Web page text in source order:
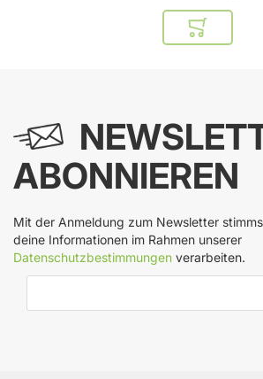
In den
ABONNIEREN
Mit der Anmeldung zum Newsletter
deine Informationen im Rahmen unserer
Datenschutzbestimmungen verarbeiten.